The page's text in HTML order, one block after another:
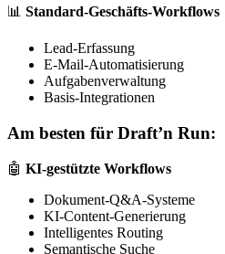
📊 Standard-Geschäfts-Workflows
Lead-Erfassung
E-Mail-Automatisierung
Aufgabenverwaltung
Basis-Integrationen
Am besten für Draft’n Run:
🤖 KI-gestützte Workflows
Dokument-Q&A-Systeme
KI-Content-Generierung
Intelligentes Routing
Semantische Suche